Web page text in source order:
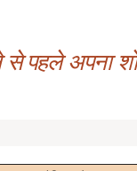
से पहले अपना